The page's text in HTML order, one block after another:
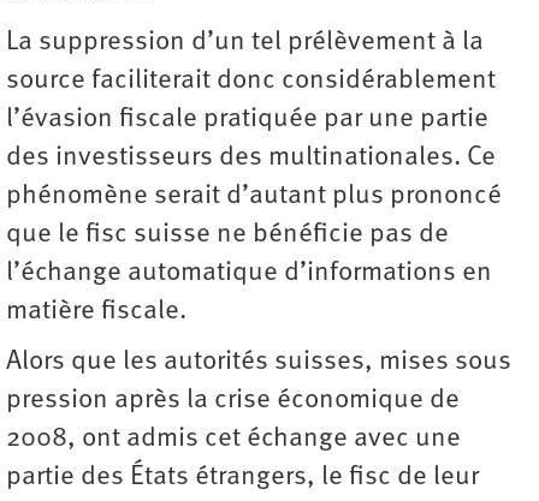
La suppression d’un tel prélèvement à la
source faciliterait donc considérablement
l’évasion fiscale pratiquée par une partie
des investisseurs des multinationales. Ce
phénomène serait d’autant plus prononcé
que le fisc suisse ne bénéficie pas de
l’échange automatique d’informations en
matière fiscale.
Alors que les autorités suisses, mises sous
pression après la crise économique de
2008, ont admis cet échange avec une
partie des États étrangers, le fisc de leur